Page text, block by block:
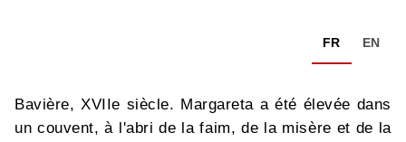
FR EN
Bavière, XVIIe siècle. Margareta a été élevée dans
un couvent, à l'abri de la faim, de la misère et de la